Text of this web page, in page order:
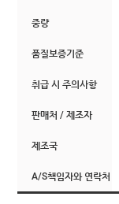
중량
품질보증기준
취급 시 주의사항
판매처 / 제조자
제조국
A/S책임자와 연락처